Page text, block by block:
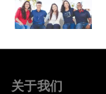
关于我们